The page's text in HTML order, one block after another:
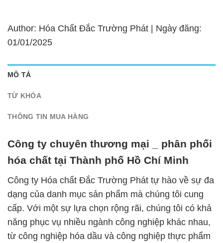
Author: Hóa Chất Đắc Trường Phát | Ngày đăng:
01/01/2025
MÔ TẢ
TỪ KHÓA
THÔNG TIN MUA HÀNG
Công ty chuyên thương mại _ phân phối
hóa chất tại Thành phố Hồ Chí Minh
Công ty Hóa chất Đắc Trường Phát tự hào về sự đa
dạng của danh mục sản phẩm mà chúng tôi cung
cấp. Với một sự lựa chọn rộng rãi, chúng tôi có khả
năng phục vụ nhiều ngành công nghiệp khác nhau,
từ công nghiệp hóa dầu và công nghiệp thực phẩm